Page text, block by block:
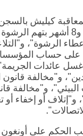
الرشوة"،
على حساب المؤسسات
و"مخالفة قانون
و"مخالفة
أو إخفاء أو